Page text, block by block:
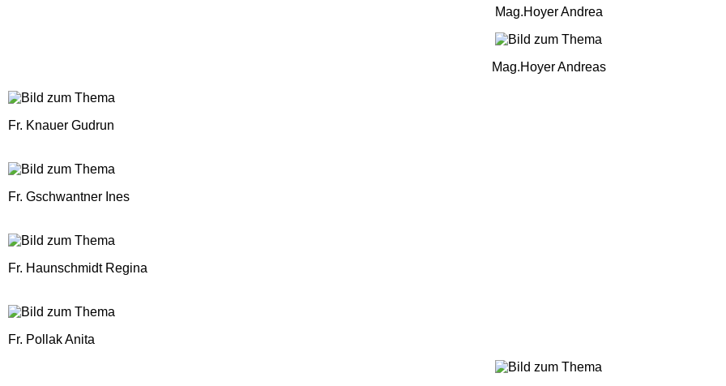
Mag.Hoyer Andrea
Mag.Hoyer Andreas
Fr. Knauer Gudrun
Fr. Gschwantner Ines
Fr. Haunschmidt Regina
Fr. Pollak Anita